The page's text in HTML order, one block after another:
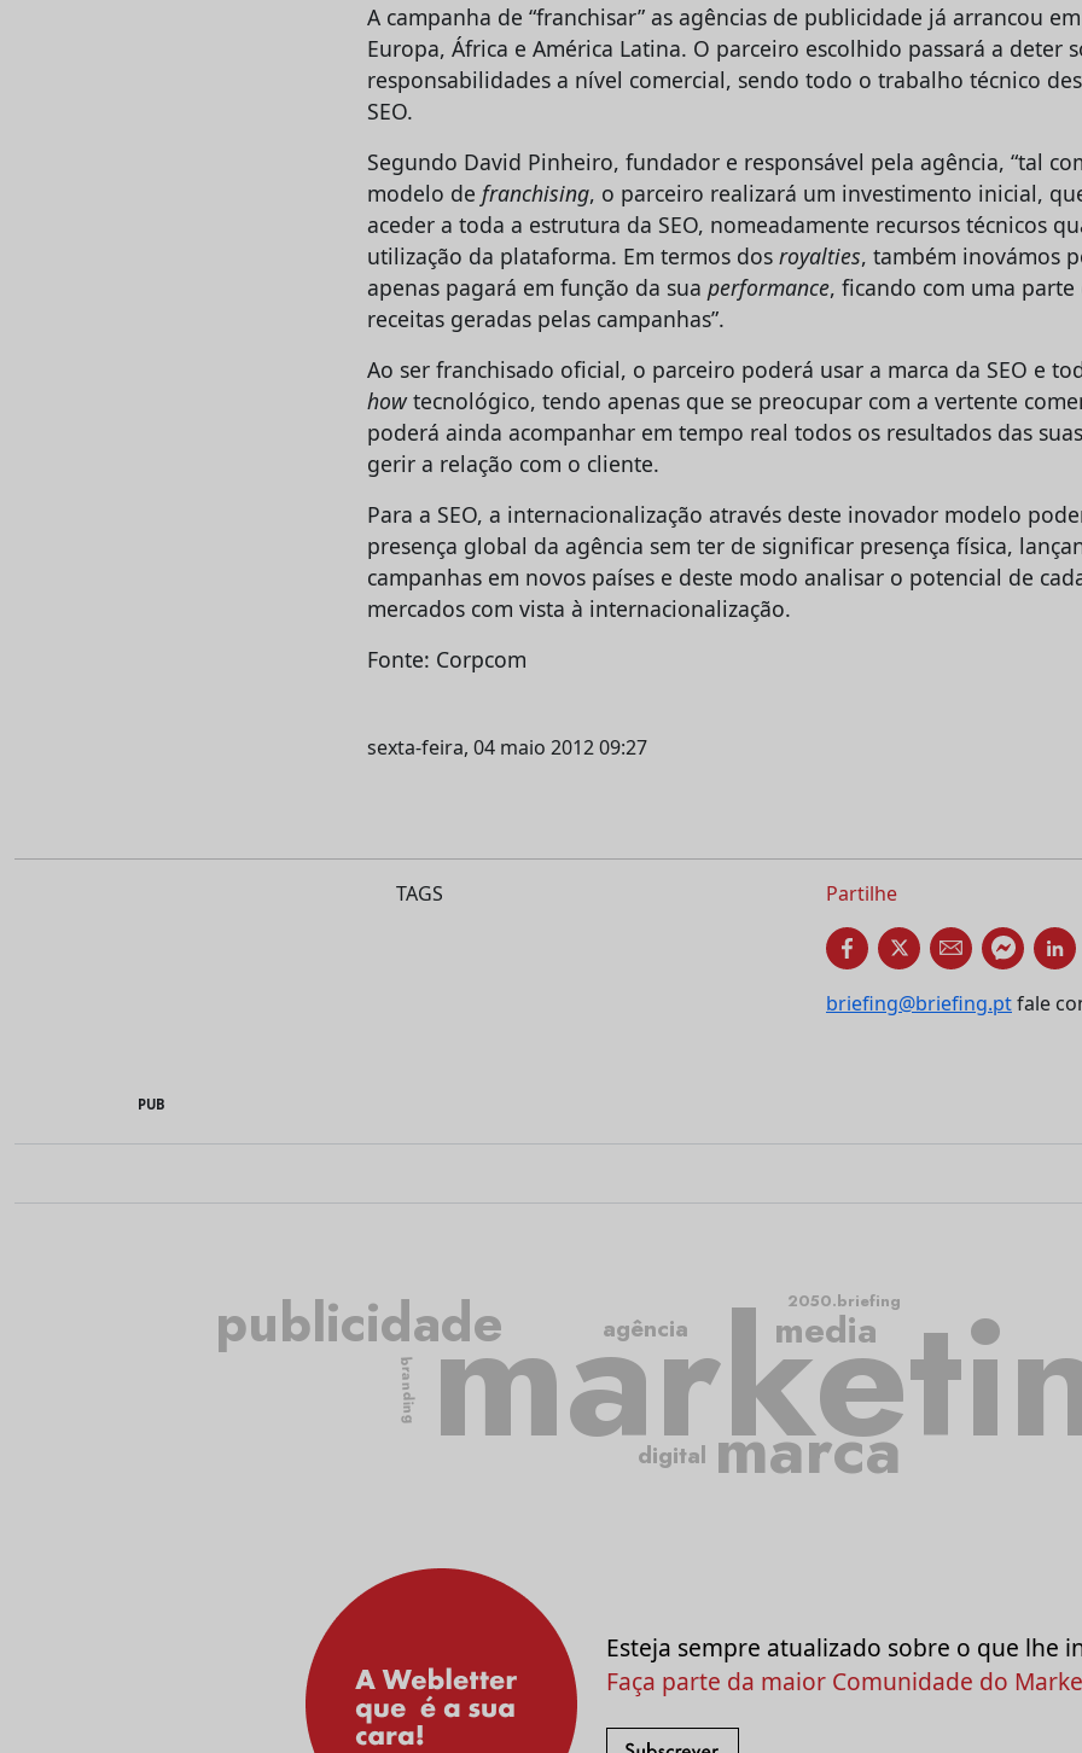
A campanha de “franchisar” as agências de publicidade já arrancou
Europa, África e América Latina. O parceiro escolhido passará a deter
responsabilidades a nível comercial, sendo todo o trabalho técnico
SEO.
Segundo David Pinheiro, fundador e responsável pela agência, “tal
modelo de franchising, o parceiro realizará um investimento inicial,
aceder a toda a estrutura da SEO, nomeadamente recursos técnicos
utilização da plataforma. Em termos dos royalties, também inovámos
apenas pagará em função da sua performance, ficando com uma parte
receitas geradas pelas campanhas”.
Ao ser franchisado oficial, o parceiro poderá usar a marca da SEO e
howtecnológico, tendo apenas que se preocupar com a vertente
poderá ainda acompanhar em tempo real todos os resultados das
gerir a relação com o cliente.
Para a SEO, a internacionalização através deste inovador modelo
presença global da agência sem ter de significar presença física,
campanhas em novos países e deste modo analisar o potencial de
mercados com vista à internacionalização.
Fonte: Corpcom
sexta-feira, 04 maio 2012 09:27
TAGS Partilhe
briefing@briefing.ptfale
PUB
publicidade
marca
media
agência
digital
2050.briefing
branding
Esteja sempre atualizado sobre o que lhe
Faça parte da maior Comunidade do